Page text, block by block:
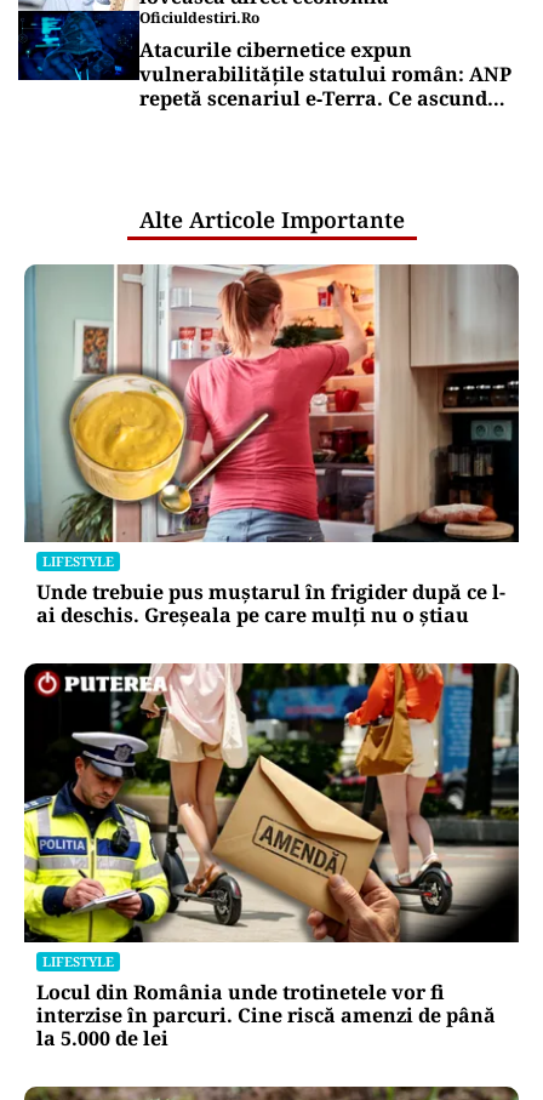
Oficiuldestiri.ro
Atacurile cibernetice expun
vulnerabilitățile statului român: ANP
repetă scenariul e‑Terra. Ce ascund
Alte Articole Importante
LIFESTYLE
Unde trebuie pus muștarul în frigider după ce l-
ai deschis. Greșeala pe care mulți nu o știau
LIFESTYLE
Locul din România unde trotinetele vor fi
interzise în parcuri. Cine riscă amenzi de până
la 5.000 de lei